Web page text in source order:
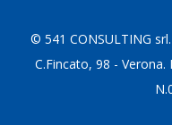
© 541 CONSULTING
C.Fincato, 98 - Verona.